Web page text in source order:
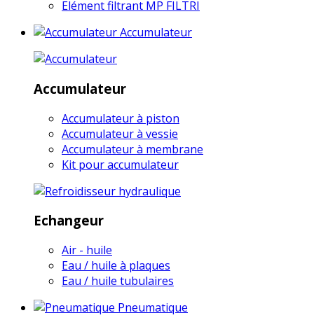
Elément filtrant MP FILTRI
Accumulateur
Accumulateur
Accumulateur à piston
Accumulateur à vessie
Accumulateur à membrane
Kit pour accumulateur
Echangeur
Air - huile
Eau / huile à plaques
Eau / huile tubulaires
Pneumatique